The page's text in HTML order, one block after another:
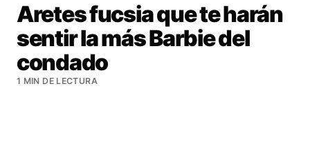
Aretes fucsia que te harán
sentir la más Barbie del
condado
1 MIN DE LECTURA